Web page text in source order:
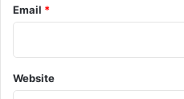
Email *
Website